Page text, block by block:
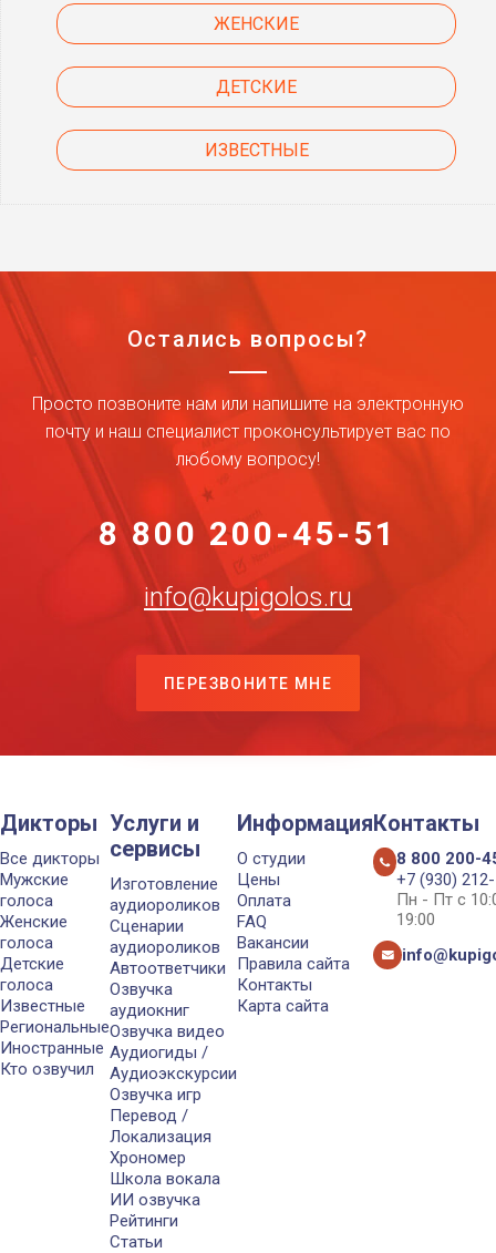
ЖЕНСКИЕ
ДЕТСКИЕ
ИЗВЕСТНЫЕ
Остались вопросы?
Просто позвоните нам или напишите на электронную
почту и наш специалист проконсультирует вас по
любому вопросу!
8 800 200-45-51
info@kupigolos.ru
ПЕРЕЗВОНИТЕ МНЕ
Дикторы
Все дикторы
Мужские
голоса
Женские
голоса
Детские
голоса
Известные
Региональные
Иностранные
Кто озвучил
Услуги и
сервисы
Изготовление
аудиороликов
Сценарии
аудиороликов
Автоответчики
Озвучка
аудиокниг
Озвучка видео
Аудиогиды /
Аудиоэкскурсии
Озвучка игр
Перевод /
Локализация
Хрономер
Школа вокала
ИИ озвучка
Рейтинги
Статьи
Информация
О студии
Цены
Оплата
FAQ
Вакансии
Правила сайта
Контакты
Карта сайта
Контакты
8 800 200-
+7 (930)
Пн - Пт с
19:00